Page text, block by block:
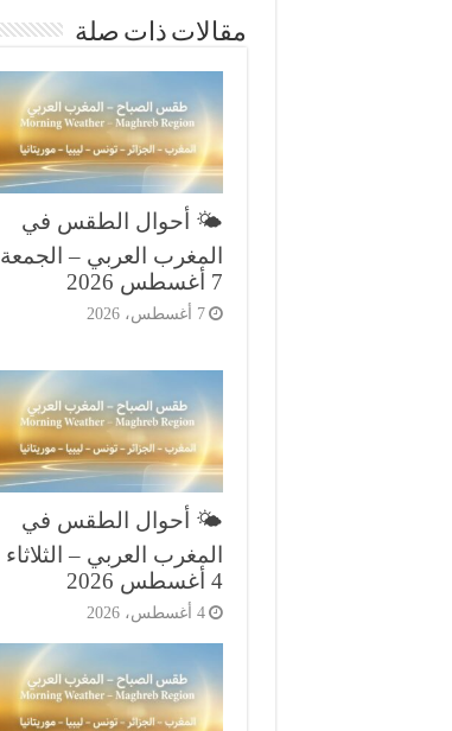
مقالات ذات صلة
🌤️ أحوال الطقس في
المغرب العربي – الجمعة
7 أغسطس 2026
7 أغسطس، 2026
🌤️ أحوال الطقس في
المغرب العربي – الثلاثاء
4 أغسطس 2026
4 أغسطس، 2026